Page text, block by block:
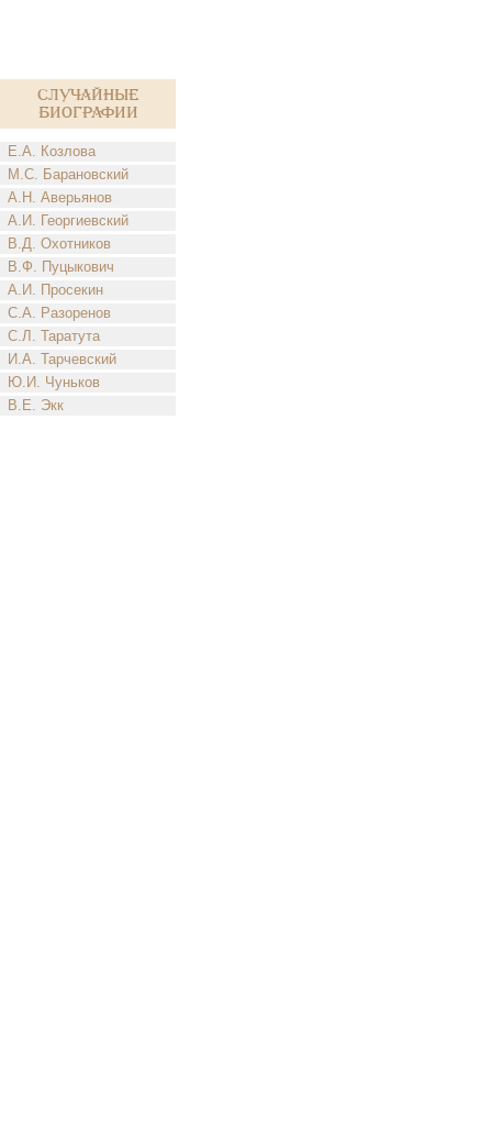
Случайные
биографии
Е.А. Козлова
М.С. Барановский
А.Н. Аверьянов
А.И. Георгиевский
В.Д. Охотников
В.Ф. Пуцыкович
А.И. Просекин
С.А. Разоренов
С.Л. Таратута
И.А. Тарчевский
Ю.И. Чуньков
В.Е. Экк